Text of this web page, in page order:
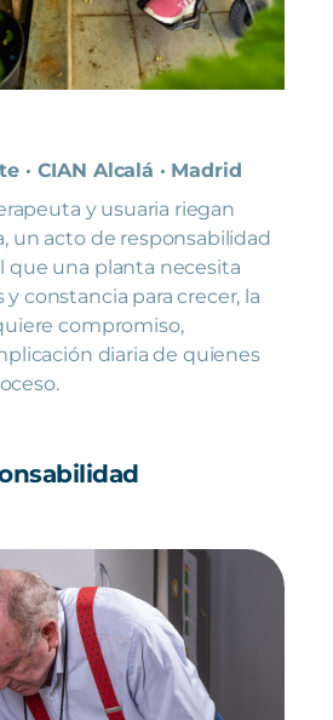
· CIAN Alcalá · Madrid
y usuaria riegan
un acto de responsabilidad
que una planta necesita
constancia para crecer, la
compromiso,
diaria de quienes